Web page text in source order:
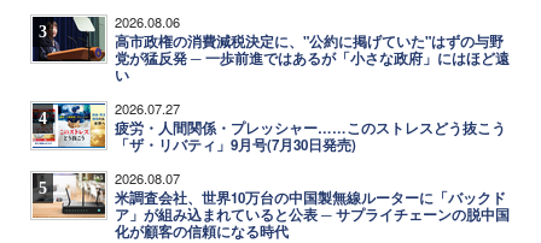
3 2026.08.06
高市政権の消費減税決定に、"公約に掲げていた"はずの与野
党が猛反発 ─ 一歩前進ではあるが「小さな政府」にはほど遠
い
4 2026.07.27
疲労・人間関係・プレッシャー……このストレスどう抜こう
「ザ・リバティ」9月号(7月30日発売)
5 2026.08.07
米調査会社、世界10万台の中国製無線ルーターに「バックド
ア」が組み込まれていると公表 ─ サプライチェーンの脱中国
化が顧客の信頼になる時代